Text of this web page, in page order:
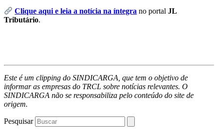
Clique aqui e leia a notícia na íntegra no portalJL
Tributário.
Este é um clipping do SINDICARGA, que tem o objetivo de
informar as empresas do TRCL sobre notícias relevantes. O
SINDICARGA não se responsabiliza pelo conteúdo do site de
origem.
Pesquisar